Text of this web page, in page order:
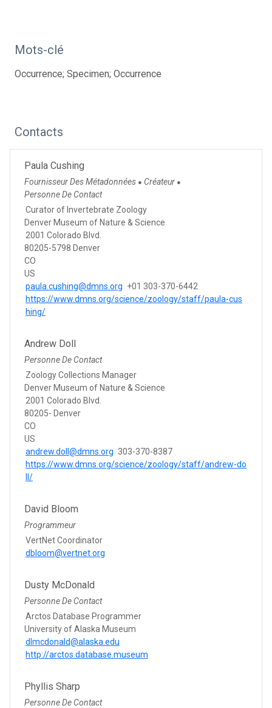
Mots-clé
Occurrence; Specimen; Occurrence
Contacts
Paula Cushing
Fournisseur Des Métadonnées ● Créateur ●
Personne De Contact
Curator of Invertebrate Zoology
Denver Museum of Nature & Science
2001 Colorado Blvd.
80205-5798 Denver
CO
US
paula.cushing@dmns.org +01 303-370-6442
https://www.dmns.org/science/zoology/staff/paula-cus
hing/
Andrew Doll
Personne De Contact
Zoology Collections Manager
Denver Museum of Nature & Science
2001 Colorado Blvd.
80205- Denver
CO
US
andrew.doll@dmns.org 303-370-8387
https://www.dmns.org/science/zoology/staff/andrew-do
ll/
David Bloom
Programmeur
VertNet Coordinator
dbloom@vertnet.org
Dusty McDonald
Personne De Contact
Arctos Database Programmer
University of Alaska Museum
dlmcdonald@alaska.edu
http://arctos.database.museum
Phyllis Sharp
Personne De Contact